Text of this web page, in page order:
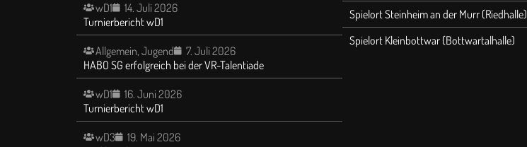
wD1
14. Juli 2026
Turnierbericht wD1
Allgemein, Jugend
7. Juli 2026
HABO SG erfolgreich bei der VR-Talentiade
wD1
16. Juni 2026
Turnierbericht wD1
wD3
19. Mai 2026
Spielort Steinheim an der Murr (Riedhalle)
Spielort Kleinbottwar (Bottwartalhalle)